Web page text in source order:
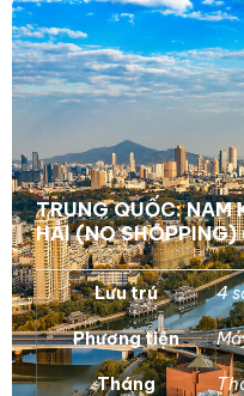
TRUNG QUỐC: NAM
HẢI (NO
Lưu trú 4
Phương tiện
Tháng